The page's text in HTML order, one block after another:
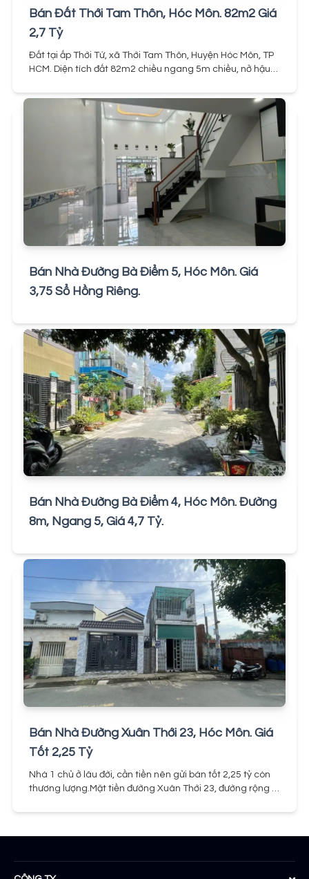
Bán Đất Thới Tam Thôn, Hóc Môn. 82m2 Giá
2,7 Tỷ
Đất tại ấp Thới Tứ, xã Thới Tam Thôn, Huyện Hóc Môn, TP
HCM. Diện tích đất 82m2 chiều ngang 5m chiều, nở hậu
xây dựng tự do, đừng thoáng thông nhiều hướng ra Đặng
Thúc Vịnh, Tô Ký thuận tiện đi về trung tâm,
Bán Nhà Đường Bà Điểm 5, Hóc Môn. Giá
3,75 Sổ Hồng Riêng.
Bán Nhà Đường Bà Điểm 4, Hóc Môn. Đường
8m, Ngang 5, Giá 4,7 Tỷ.
Bán Nhà Đường Xuân Thới 23, Hóc Môn. Giá
Tốt 2,25 Tỷ
Nhà 1 chủ ở lâu đời, cần tiền nên gửi bán tốt 2,25 tỷ còn
thương lượng.Mặt tiền đường Xuân Thới 23, đường rộng 2